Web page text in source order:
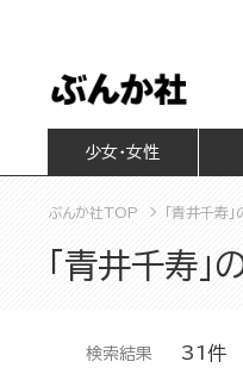
少女・女性
ぶんか社TOP 「青井千寿
「青井千寿
検索結果 31件